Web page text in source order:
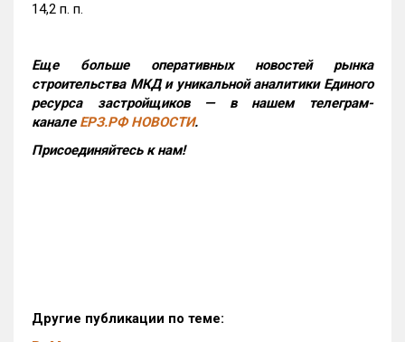
14,2 п. п.
Еще больше оперативных новостей рынка
строительства МКД и уникальной аналитики Единого
ресурса застройщиков — в нашем телеграм-
канале ЕРЗ.РФ НОВОСТИ.
Присоединяйтесь к нам!
Другие публикации по теме: